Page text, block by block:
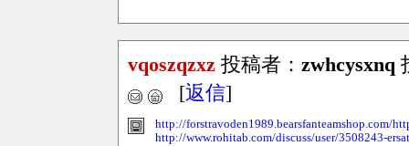
vqoszqzxz 投稿者： zwhcysxnq
[返信]
http://forstravoden1989.bearsfanteamshop.com/
http://www.rohitab.com/discuss/user/3508243-